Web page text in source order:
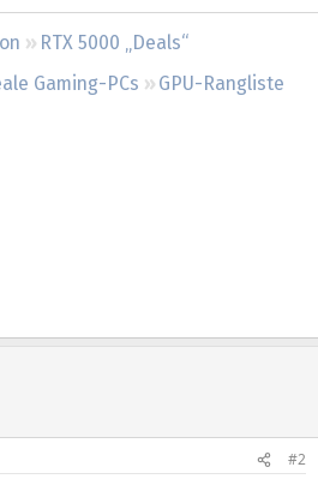
RTX 5000 „Deals“
Gaming-PCs
GPU-Rangliste
#2